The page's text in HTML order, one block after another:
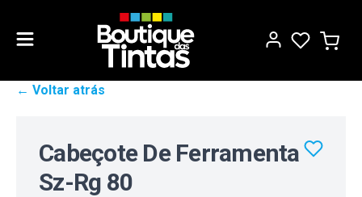
← Voltar atrás
Cabeçote De Ferramenta
Sz-Rg 80